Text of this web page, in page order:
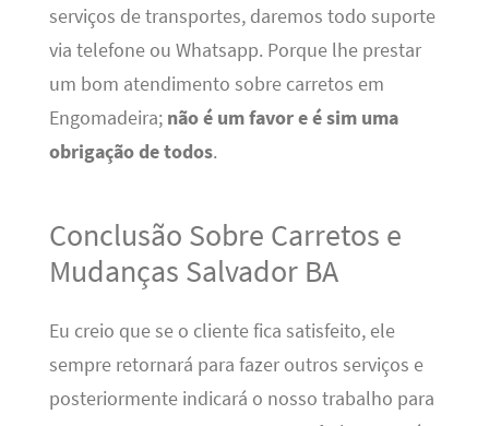
serviços de transportes, daremos todo suporte
via telefone ou Whatsapp. Porque lhe prestar
um bom atendimento sobre carretos em
Engomadeira; não é um favor e é sim uma
obrigação de todos.
Conclusão Sobre Carretos e
Mudanças Salvador BA
Eu creio que se o cliente fica satisfeito, ele
sempre retornará para fazer outros serviços e
posteriormente indicará o nosso trabalho para